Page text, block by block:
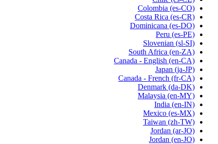
Colombia (es-CO)
Costa Rica (es-CR)
Dominicana (es-DO)
Peru (es-PE)
Slovenian (sl-SI)
South Africa (en-ZA)
Canada - English (en-CA)
Japan (ja-JP)
Canada - French (fr-CA)
Denmark (da-DK)
Malaysia (en-MY)
India (en-IN)
Mexico (es-MX)
Taiwan (zh-TW)
Jordan (ar-JO)
Jordan (en-JO)